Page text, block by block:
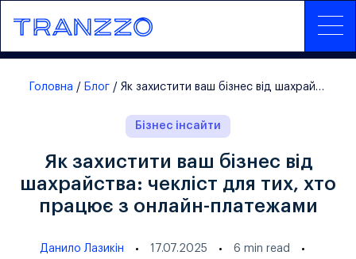
Головна Блог Як захистити ваш бізнес від шахрайства: чекліст для тих, хто працює з онлайн-платежами
Бізнес інсайти
Як захистити ваш бізнес від
шахрайства: чекліст для тих, хто
працює з онлайн-платежами
Данило Лазикін 17.07.2025 6 min read